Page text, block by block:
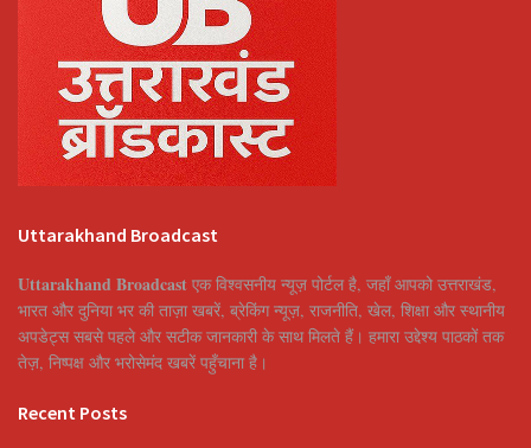
Uttarakhand Broadcast
Uttarakhand Broadcast एक विश्वसनीय न्यूज़ पोर्टल है, जहाँ आपको उत्तराखंड,
भारत और दुनिया भर की ताज़ा खबरें, ब्रेकिंग न्यूज़, राजनीति, खेल, शिक्षा और स्थानीय
अपडेट्स सबसे पहले और सटीक जानकारी के साथ मिलते हैं। हमारा उद्देश्य पाठकों तक
तेज़, निष्पक्ष और भरोसेमंद खबरें पहुँचाना है।
Recent Posts